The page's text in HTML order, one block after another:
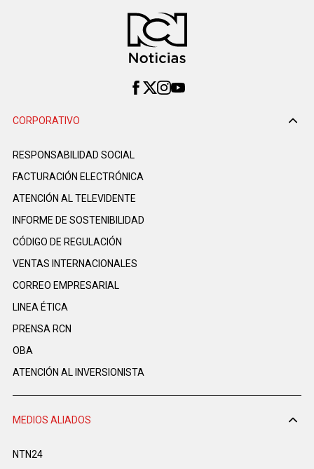
CORPORATIVO
RESPONSABILIDAD SOCIAL
FACTURACIÓN ELECTRÓNICA
ATENCIÓN AL TELEVIDENTE
INFORME DE SOSTENIBILIDAD
CÓDIGO DE REGULACIÓN
VENTAS INTERNACIONALES
CORREO EMPRESARIAL
LINEA ÉTICA
PRENSA RCN
OBA
ATENCIÓN AL INVERSIONISTA
MEDIOS ALIADOS
NTN24